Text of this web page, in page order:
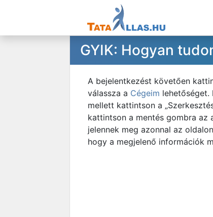
GYIK: Hogyan
A bejelentkezést követően
válassza a Cégeim
mellett kattintson a
kattintson a mentés gombra az
jelennek meg azonnal az
hogy a megjelenő információk